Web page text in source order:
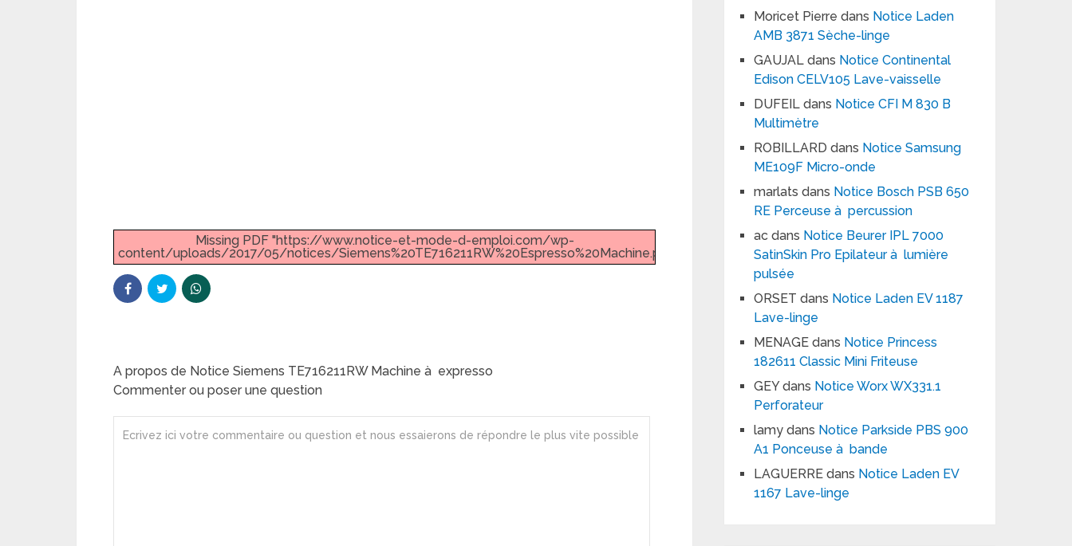
Missing PDF "https://www.notice-et-mode-d-emploi.com/wp-
content/uploads/2017/05/notices/Siemens%20TE716211RW%20Espresso%20Machine.pdf".
A propos de Notice Siemens TE716211RW Machine à expresso
Commenter ou poser une question
Moricet Pierre dans Notice Laden
AMB 3871 Sèche-linge
GAUJAL dans Notice Continental
Edison CELV105 Lave-vaisselle
DUFEIL dans Notice CFI M 830 B
Multimètre
ROBILLARD dans Notice Samsung
ME109F Micro-onde
marlats dans Notice Bosch PSB 650
RE Perceuse à percussion
ac dans Notice Beurer IPL 7000
SatinSkin Pro Epilateur à lumière
pulsée
ORSET dans Notice Laden EV 1187
Lave-linge
MENAGE dans Notice Princess
182611 Classic Mini Friteuse
GEYdans Notice Worx WX331.1
Perforateur
lamy dans Notice Parkside PBS 900
A1 Ponceuse à bande
LAGUERRE dans Notice Laden EV
1167 Lave-linge